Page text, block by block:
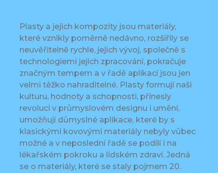
Plasty a jejich kompozity jsou materiály,
které vznikly poměrně nedávno, rozšířily se
neuvěřitelně rychle, jejich vývoj, společně s
technologiemi jejich zpracování, pokračuje
značným tempem a v řadě aplikací jsou jen
velmi těžko nahraditelné. Plasty formují naši
kulturu, hodnoty a schopnosti, přinesly
revoluci v průmyslovém designu i umění,
umožňují důmyslné aplikace, které by s
klasickými kovovými materiály nebyly vůbec
možné a v neposlední řadě se podílí i na
lékařském pokroku a lidském zdraví. Jedná
se o materiály, které se staly pojmem 20.